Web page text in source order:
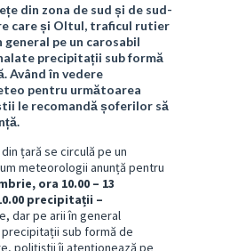
din zona de sud și de sud-
care și Oltul, traficul rutier
general pe un carosabil
precipitații sub formă
Având în vedere
pentru următoarea
le recomandă șoferilor să
țară se circulă pe un
meteorologii anunță pentru
ora 10.00 – 13
precipitații –
dar pe arii în general
sub formă de
polițiștii îi atenționează pe